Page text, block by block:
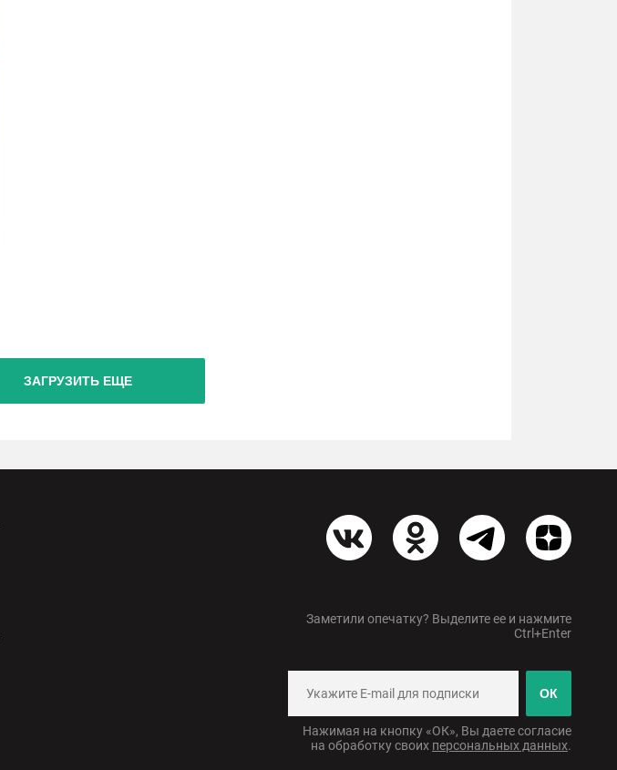
ЗАГРУЗИТЬ ЕЩЕ
Заметили опечатку? Выделите ее и нажмите
Ctrl+Enter
ОК
Нажимая на кнопку «ОК», Вы даете согласие
на обработку своих персональных данных.